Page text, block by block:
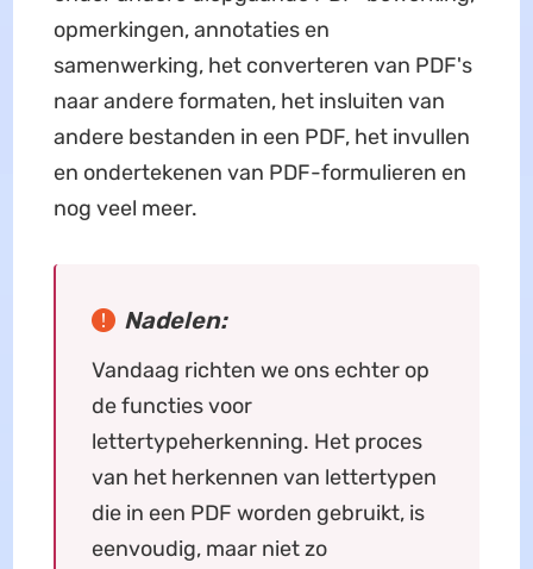
opmerkingen, annotaties en
samenwerking, het converteren van PDF's
naar andere formaten, het insluiten van
andere bestanden in een PDF, het invullen
en ondertekenen van PDF-formulieren en
nog veel meer.
Nadelen:
Vandaag richten we ons echter op
de functies voor
lettertypeherkenning. Het proces
van het herkennen van lettertypen
die in een PDF worden gebruikt, is
eenvoudig, maar niet zo